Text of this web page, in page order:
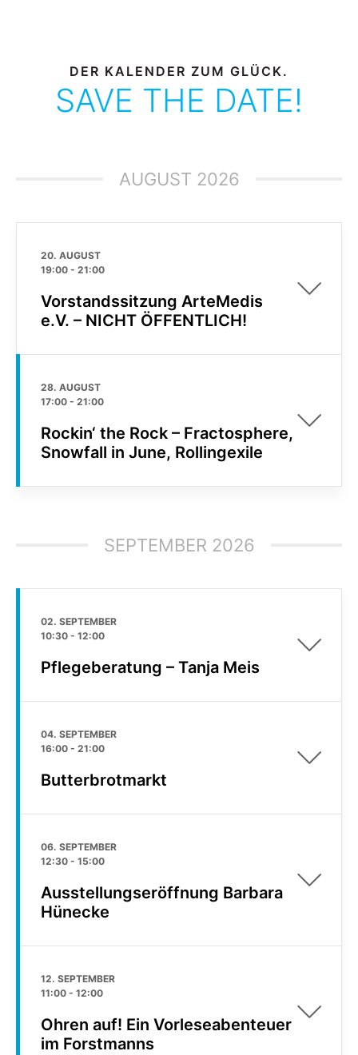
DER KALENDER ZUM GLÜCK.
SAVE THE DATE!
AUGUST 2026
20. AUGUST
19:00 - 21:00
Vorstandssitzung ArteMedis
e.V. – NICHT ÖFFENTLICH!
28. AUGUST
17:00 - 21:00
Rockin‘ the Rock – Fractosphere,
Snowfall in June, Rollingexile
SEPTEMBER 2026
02. SEPTEMBER
10:30 - 12:00
Pflegeberatung – Tanja Meis
04. SEPTEMBER
16:00 - 21:00
Butterbrotmarkt
06. SEPTEMBER
12:30 - 15:00
Ausstellungseröffnung Barbara
Hünecke
12. SEPTEMBER
11:00 - 12:00
Ohren auf! Ein Vorleseabenteuer
im Forstmanns